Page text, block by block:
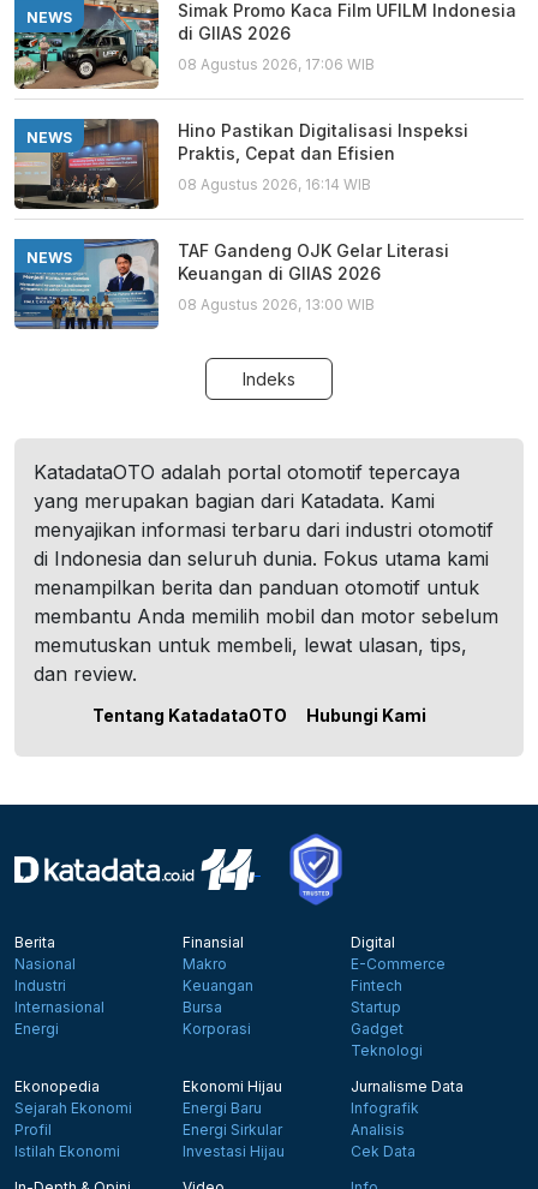
NEWS
Simak Promo Kaca Film UFILM Indonesia
di GIIAS 2026
08 Agustus 2026, 17:06 WIB
NEWS
Hino Pastikan Digitalisasi Inspeksi
Praktis, Cepat dan Efisien
08 Agustus 2026, 16:14 WIB
NEWS
TAF Gandeng OJK Gelar Literasi
Keuangan di GIIAS 2026
08 Agustus 2026, 13:00 WIB
Indeks
KatadataOTO adalah portal otomotif tepercaya
yang merupakan bagian dari Katadata. Kami
menyajikan informasi terbaru dari industri otomotif
di Indonesia dan seluruh dunia. Fokus utama kami
menampilkan berita dan panduan otomotif untuk
membantu Anda memilih mobil dan motor sebelum
memutuskan untuk membeli, lewat ulasan, tips,
dan review.
Tentang KatadataOTO Hubungi Kami
Berita
Nasional
Industri
Internasional
Energi
Finansial
Makro
Keuangan
Bursa
Korporasi
Digital
E-Commerce
Fintech
Startup
Gadget
Teknologi
Ekonopedia
Sejarah Ekonomi
Profil
Istilah Ekonomi
Ekonomi Hijau
Energi Baru
Energi Sirkular
Investasi Hijau
Jurnalisme Data
Infografik
Analisis
Cek Data